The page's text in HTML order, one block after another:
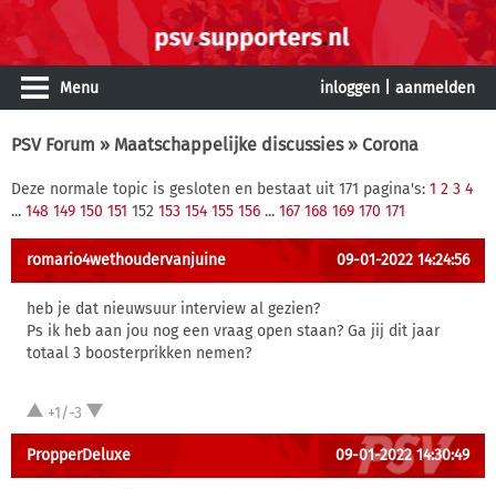
Menu inloggen aanmelden
PSV Forum » Maatschappelijke discussies» Corona
Deze normale topic is gesloten en bestaat uit 171 pagina's: 1 2 3 4
... 148 149 150 151 152 153 154 155 156 ... 167 168 169 170 171
romario4wethoudervanjuine 09-01-2022 14:24:56
heb je dat nieuwsuur interview al gezien?
Ps ik heb aan jou nog een vraag open staan? Ga jij dit jaar
totaal 3 boosterprikken nemen?
+1/-3
PropperDeluxe 09-01-2022 14:30:49